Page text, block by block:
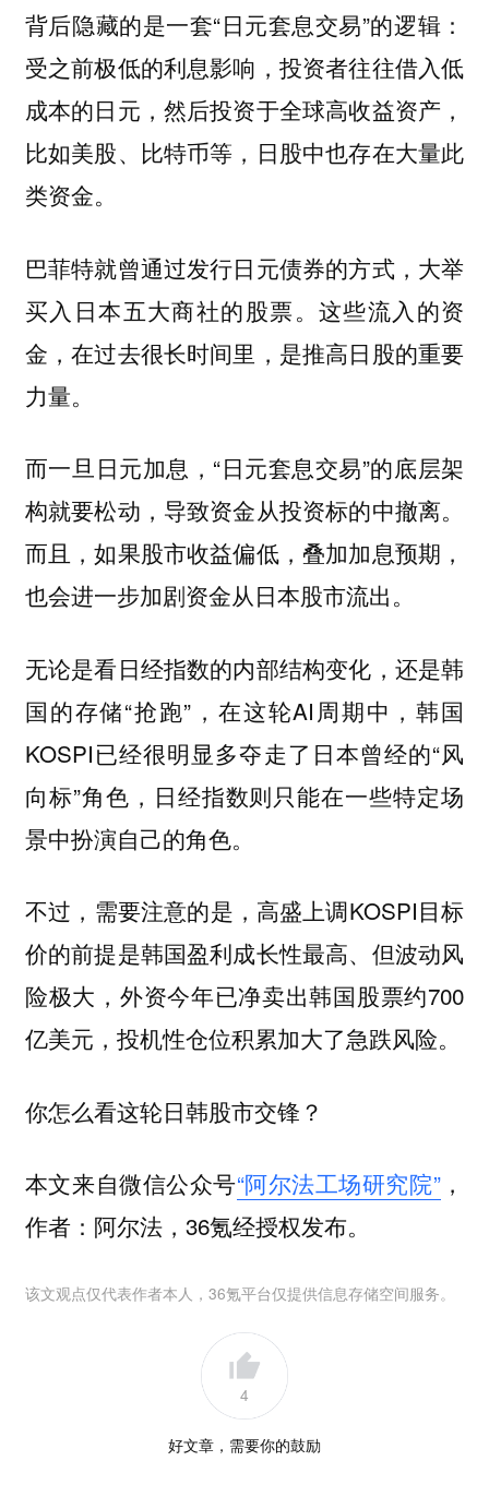
背后隐藏的是一套“日元套息交易”的逻辑：
受之前极低的利息影响，投资者往往借入低
成本的日元，然后投资于全球高收益资产，
比如美股、比特币等，日股中也存在大量此
类资金。
巴菲特就曾通过发行日元债券的方式，大举
买入日本五大商社的股票。这些流入的资
金，在过去很长时间里，是推高日股的重要
力量。
而一旦日元加息，“日元套息交易”的底层架
构就要松动，导致资金从投资标的中撤离。
而且，如果股市收益偏低，叠加加息预期，
也会进一步加剧资金从日本股市流出。
无论是看日经指数的内部结构变化，还是韩
国的存储“抢跑”，在这轮AI周期中，韩国
KOSPI已经很明显多夺走了日本曾经的“风
向标”角色，日经指数则只能在一些特定场
景中扮演自己的角色。
不过，需要注意的是，高盛上调KOSPI目标
价的前提是韩国盈利成长性最高、但波动风
险极大，外资今年已净卖出韩国股票约700
亿美元，投机性仓位积累加大了急跌风险。
你怎么看这轮日韩股市交锋？
本文来自微信公众号“阿尔法工场研究院”，
作者：阿尔法，36氪经授权发布。
该文观点仅代表作者本人，36氪平台仅提供信息存储空间服务。
4
好文章，需要你的鼓励